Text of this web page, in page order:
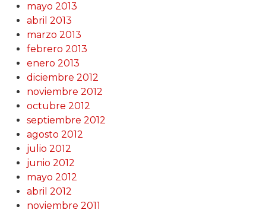
mayo 2013
abril 2013
marzo 2013
febrero 2013
enero 2013
diciembre 2012
noviembre 2012
octubre 2012
septiembre 2012
agosto 2012
julio 2012
junio 2012
mayo 2012
abril 2012
noviembre 2011